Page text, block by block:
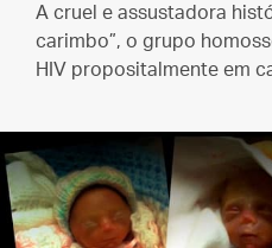
A cruel e assustadora
carimbo”, o grupo
HIV propositalmente em